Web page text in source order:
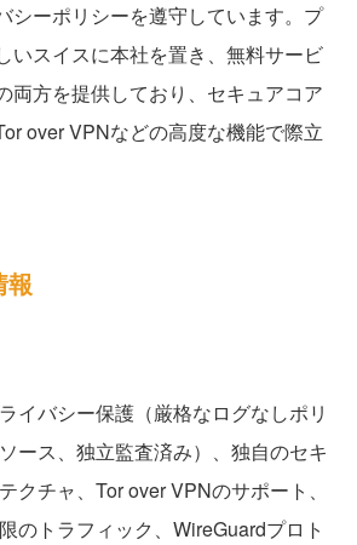
シーポリシーを遵守しています。プ
いスイスに本社を置き、無料サービ
両方を提供しており、セキュアコア
over VPNなどの高度な機能で際立
報
イバシー保護（厳格なログなしポリ
ース、独立監査済み）、独自のセキ
クチャ、Tor over VPNのサポート、
のトラフィック、WireGuardプロト